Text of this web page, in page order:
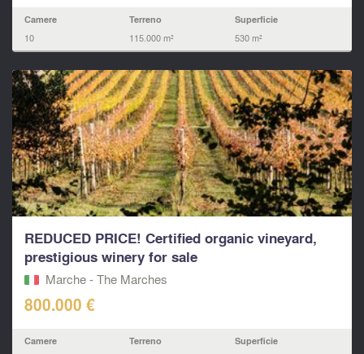
Camere
10
Terreno
115.000 m²
Superficie
530 m²
REDUCED PRICE! Certified organic vineyard,
prestigious winery for sale
Marche - The Marches
800.000 €
Camere Terreno Superficie